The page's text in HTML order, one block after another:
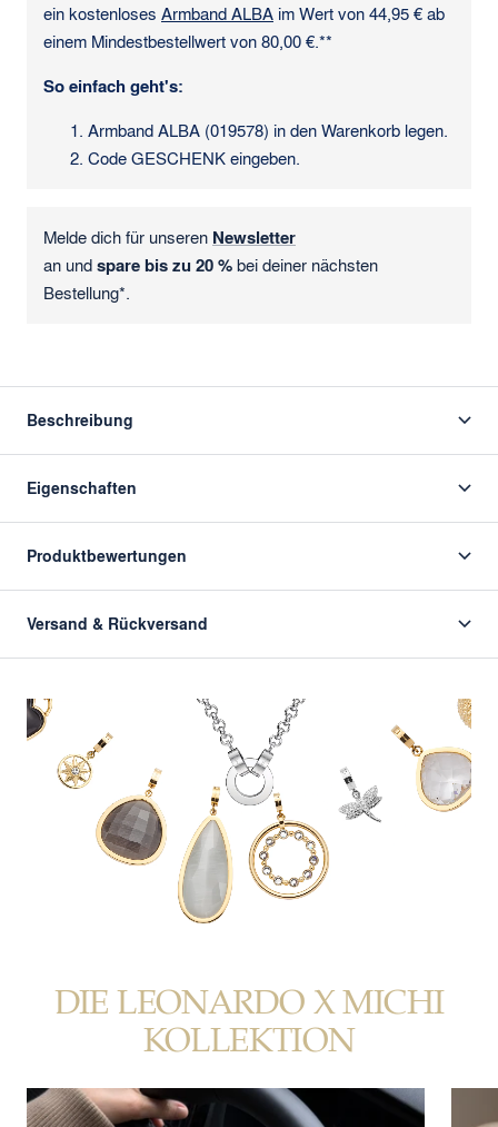
ein kostenloses Armband ALBA im Wert von 44,95 € ab
einem Mindestbestellwert von 80,00 €.**
So einfach geht's:
Armband ALBA (019578) in den Warenkorb legen.
Code GESCHENK eingeben.
Melde dich für unseren Newsletter
an undspare bis zu 20 %bei deiner nächsten
Bestellung*.
Beschreibung
Eigenschaften
Produktbewertungen
Versand & Rückversand
DIE LEONARDO X MICHI
KOLLEKTION